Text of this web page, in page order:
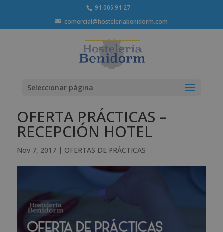
91 005 91 27
comercial@hosteleriabenidorm.com
Seleccionar página
OFERTA PRÁCTICAS –
RECEPCIÓN HOTEL
Nov 7, 2017| OFERTAS DE PRÁCTICAS